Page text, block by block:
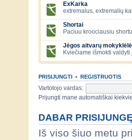
ExKarka
extremalus, extremalių
Shortai
Paciuu kroociausiu
Jėgos aitvarų mokyklėlė
Kviečiame išmokti
PRISIJUNGTI • REGISTRUOTIS
Vartotojo vardas:
Prijungti mane automatiškai
DABAR
Iš viso šiuo metu